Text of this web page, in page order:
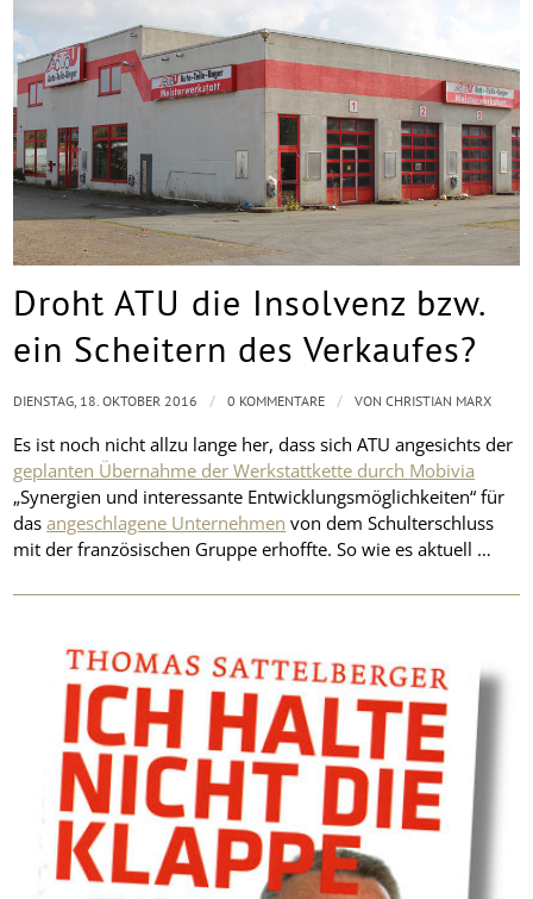
Droht ATU die Insolvenz bzw.
ein Scheitern des Verkaufes?
Es ist noch nicht allzu lange her, dass sich ATU angesichts der
geplanten Übernahme der Werkstattkette durch Mobivia
„Synergien und interessante Entwicklungsmöglichkeiten“ für
dasangeschlagene Unternehmen von dem Schulterschluss
mit der französischen Gruppe erhoffte. So wie es aktuell …
DIENSTAG, 18. OKTOBER 2016 / 0 KOMMENTARE / VONCHRISTIAN MARX